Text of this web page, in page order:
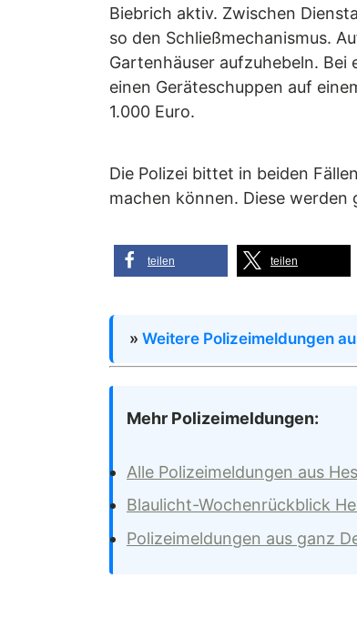
Biebrich aktiv. Zwischen
so den Schließmechanismus.
Gartenhäuser aufzuhebeln.
einen Geräteschuppen auf
1.000 Euro.
Die Polizei bittet in beiden
machen können. Diese
teilen teilen
» Weitere Polizeimeldungen
Mehr Polizeimeldungen:
Alle Polizeimeldungen aus
Blaulicht-Wochenrückblick
Polizeimeldungen aus ganz